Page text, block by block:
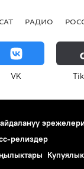
РАДИО
VK
релиздер